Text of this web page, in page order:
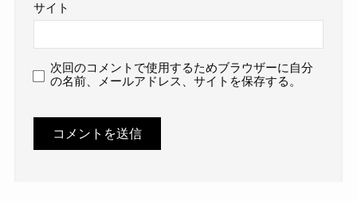
サイト
次回のコメントで使用するためブラウザーに自分
の名前、メールアドレス、サイトを保存する。